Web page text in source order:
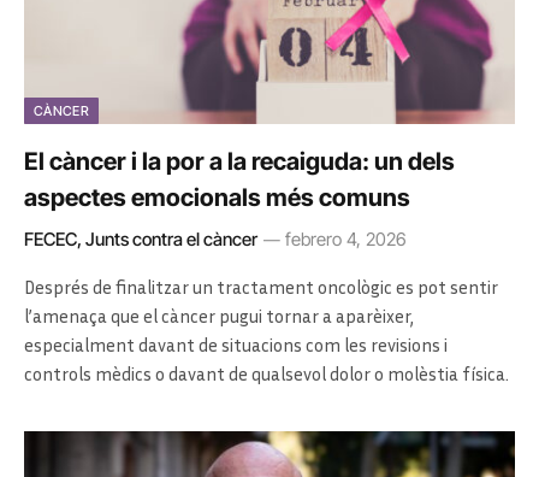
CÀNCER
El càncer i la por a la recaiguda: un dels
aspectes emocionals més comuns
FECEC, Junts contra el càncer febrero 4, 2026
Després de finalitzar un tractament oncològic es pot sentir
l’amenaça que el càncer pugui tornar a aparèixer,
especialment davant de situacions com les revisions i
controls mèdics o davant de qualsevol dolor o molèstia física.